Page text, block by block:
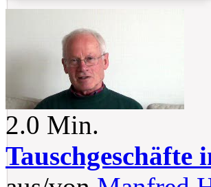
2.0 Min.
Tauschgeschäfte